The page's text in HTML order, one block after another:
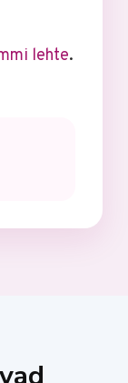
lehte.